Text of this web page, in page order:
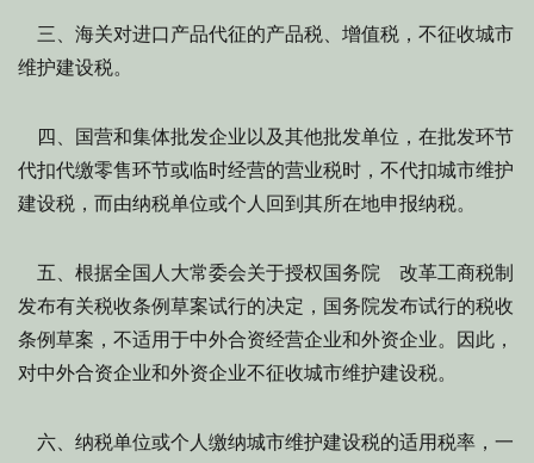
三、海关对进口产品代征的产品税、增值税，不征收城市
维护建设税。
四、国营和集体批发企业以及其他批发单位，在批发环节
代扣代缴零售环节或临时经营的营业税时，不代扣城市维护
建设税，而由纳税单位或个人回到其所在地申报纳税。
五、根据全国人大常委会关于授权国务院 改革工商税制
发布有关税收条例草案试行的决定，国务院发布试行的税收
条例草案，不适用于中外合资经营企业和外资企业。因此，
对中外合资企业和外资企业不征收城市维护建设税。
六、纳税单位或个人缴纳城市维护建设税的适用税率，一